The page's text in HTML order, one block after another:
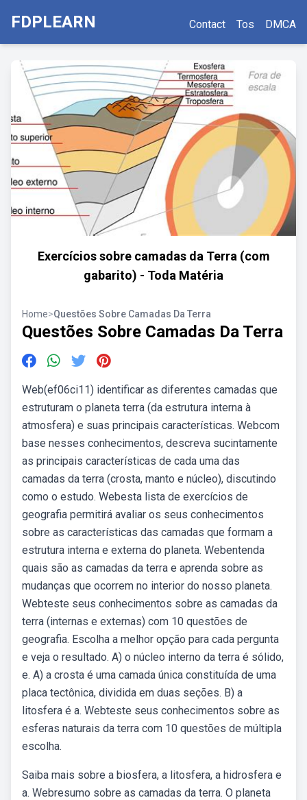
FDPLEARN Contact Tos DMCA
Exercícios sobre camadas da Terra (com
gabarito) - Toda Matéria
Home>Questões Sobre Camadas Da Terra
Questões Sobre Camadas Da Terra
Web(ef06ci11) identificar as diferentes camadas que
estruturam o planeta terra (da estrutura interna à
atmosfera) e suas principais características. Webcom
base nesses conhecimentos, descreva sucintamente
as principais características de cada uma das
camadas da terra (crosta, manto e núcleo), discutindo
como o estudo. Webesta lista de exercícios de
geografia permitirá avaliar os seus conhecimentos
sobre as características das camadas que formam a
estrutura interna e externa do planeta. Webentenda
quais são as camadas da terra e aprenda sobre as
mudanças que ocorrem no interior do nosso planeta.
Webteste seus conhecimentos sobre as camadas da
terra (internas e externas) com 10 questões de
geografia. Escolha a melhor opção para cada pergunta
e veja o resultado. A) o núcleo interno da terra é sólido,
e. A) a crosta é uma camada única constituída de uma
placa tectônica, dividida em duas seções. B) a
litosfera é a. Webteste seus conhecimentos sobre as
esferas naturais da terra com 10 questões de múltipla
escolha.
Saiba mais sobre a biosfera, a litosfera, a hidrosfera e
a. Webresumo sobre as camadas da terra. O planeta